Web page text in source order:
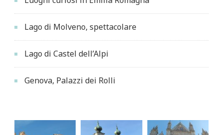
Lago di Molveno, spettacolare
Lago di Castel dell’Alpi
Genova, Palazzi dei Rolli